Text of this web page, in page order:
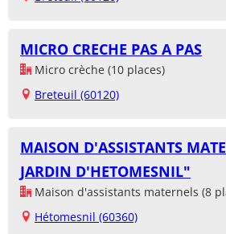
MICRO CRECHE PAS A PAS
Micro crèche (10 places)
Breteuil (60120)
MAISON D'ASSISTANTS
JARDIN D'HETOMESNIL"
Maison d'assistants maternels (8
Hétomesnil (60360)